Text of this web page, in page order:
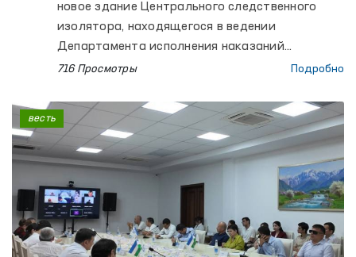
новое здание Центрального следственного
изолятора, находящегося в ведении
Департамента исполнения наказаний
Министерства внутренних дел Республики
участие Уполномоченный Олий Мажлиса по
правам человека (омбудсман) Феруза
Эшматова.
716 Просмотры Подробно
весть